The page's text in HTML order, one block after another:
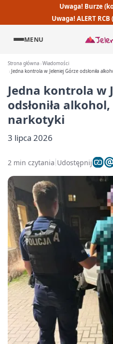
Uwaga! Burze
Uwaga! ALERT
MENU
Strona główna Wiadomości
Jedna kontrola w Jeleniej Górze odsłoniła
Jedna kontrola w
odsłoniła
narkotyki
3 lipca 2026
2 min czytania Udostępnij